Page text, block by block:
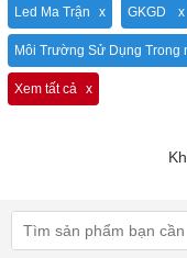
Led Ma Trận GKGD
Môi Trường Sử Dụng Trong
Xem tất cả